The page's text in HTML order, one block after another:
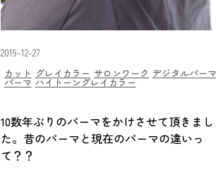
2019-12-27
カット グレイカラー サロンワーク デジタルパーマ
パーマ ハイトーングレイカラー
10数年ぶりのパーマをかけさせて頂きまし
た。昔のパーマと現在のパーマの違いっ
て？？